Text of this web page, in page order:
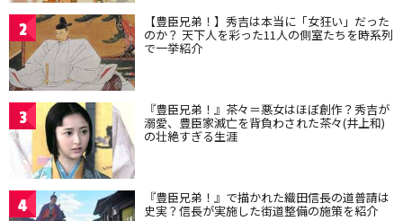
2 【豊臣兄弟！】秀吉は本当に「女狂い」だった
のか？ 天下人を彩った11人の側室たちを時系列
で一挙紹介
3 『豊臣兄弟！』茶々＝悪女はほぼ創作？秀吉が
溺愛、豊臣家滅亡を背負わされた茶々(井上和)
の壮絶すぎる生涯
4 『豊臣兄弟！』で描かれた織田信長の道普請は
史実？信長が実施した街道整備の施策を紹介